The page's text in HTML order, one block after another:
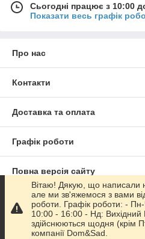
Сьогодні працює з 10:00
Показати весь графік
Про нас
Контакти
Доставка та оплата
Графік роботи
Повна версія сайту
Сайт створено на
Політика конфіденційності
Вітаю! Дякую, що написали
але ми зв'яжемося з вами
роботи. Графік роботи: -
10:00 - 16:00 - Нд: Вихідний
здійснюються щодня (крім
компанії Dom&Sad.